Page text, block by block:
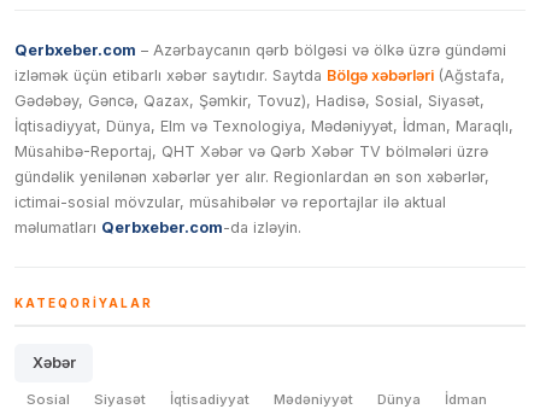
Qerbxeber.com – Azərbaycanın qərb bölgəsi və ölkə üzrə gündəmi
izləmək üçün etibarlı xəbər saytıdır. Saytda Bölgə xəbərləri (Ağstafa,
Gədəbəy, Gəncə, Qazax, Şəmkir, Tovuz), Hadisə, Sosial, Siyasət,
İqtisadiyyat, Dünya, Elm və Texnologiya, Mədəniyyət, İdman, Maraqlı,
Müsahibə-Reportaj, QHT Xəbər və Qərb Xəbər TV bölmələri üzrə
gündəlik yenilənən xəbərlər yer alır. Regionlardan ən son xəbərlər,
ictimai-sosial mövzular, müsahibələr və reportajlar ilə aktual
məlumatları Qerbxeber.com-da izləyin.
KATEQORIYALAR
Xəbər
Sosial Siyasət İqtisadiyyat Mədəniyyət Dünya İdman